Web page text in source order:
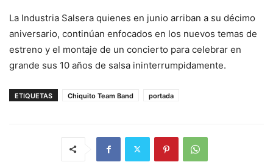
La Industria Salsera quienes en junio arriban a su décimo
aniversario, continúan enfocados en los nuevos temas de
estreno y el montaje de un concierto para celebrar en
grande sus 10 años de salsa ininterrumpidamente.
ETIQUETAS Chiquito Team Band portada